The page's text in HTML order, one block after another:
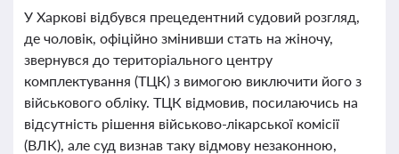
У Харкові відбувся прецедентний судовий розгляд,
де чоловік, офіційно змінивши стать на жіночу,
звернувся до територіального центру
комплектування (ТЦК) з вимогою виключити його з
військового обліку. ТЦК відмовив, посилаючись на
відсутність рішення військово-лікарської комісії
(ВЛК), але суд визнав таку відмову незаконною,